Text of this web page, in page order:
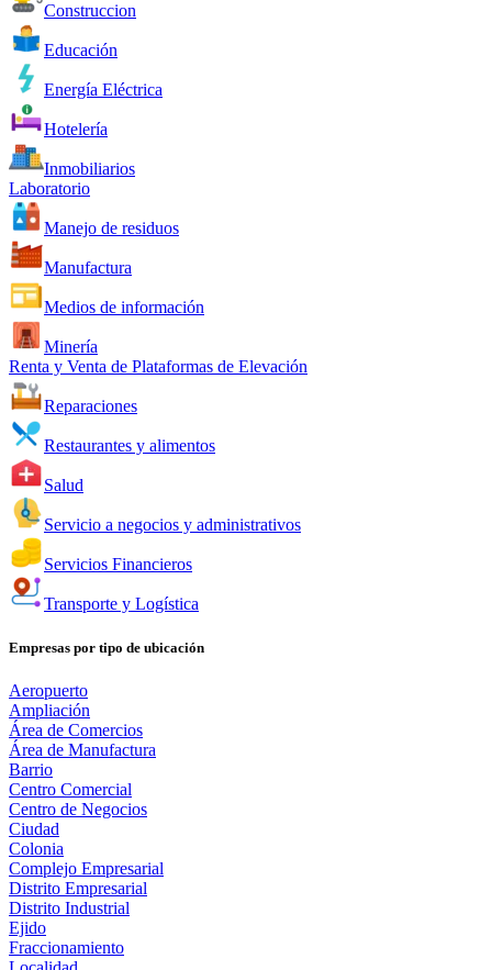
Construccion
Educación
Energía Eléctrica
Hotelería
Inmobiliarios
Laboratorio
Manejo de residuos
Manufactura
Medios de información
Minería
Renta y Venta de Plataformas de Elevación
Reparaciones
Restaurantes y alimentos
Salud
Servicio a negocios y administrativos
Servicios Financieros
Transporte y Logística
Empresas por tipo de ubicación
Aeropuerto
Ampliación
Área de Comercios
Área de Manufactura
Barrio
Centro Comercial
Centro de Negocios
Ciudad
Colonia
Complejo Empresarial
Distrito Empresarial
Distrito Industrial
Ejido
Fraccionamiento